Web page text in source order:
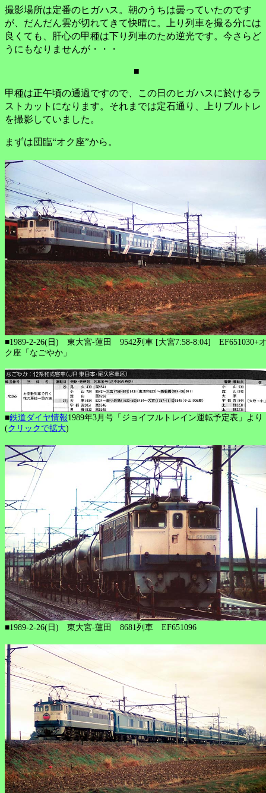
撮影場所は定番のヒガハス。朝のうちは曇っていたのです
が、だんだん雲が切れてきて快晴に。上り列車を撮る分には
良くても、肝心の甲種は下り列車のため逆光です。今さらど
うにもなりませんが・・・
■
甲種は正午頃の通過ですので、この日のヒガハスに於けるラ
ストカットになります。それまでは定石通り、上りブルトレ
を撮影していました。
まずは団臨“オク座”から。
■1989-2-26(日) 東大宮-蓮田 9542列車 [大宮7:58-8:04] EF651030+
ク座「なごやか」
■鉄道ダイヤ情報1989年3月号「ジョイフルトレイン運転予定表」より
(クリックで拡大)
■1989-2-26(日) 東大宮-蓮田 8681列車 EF651096